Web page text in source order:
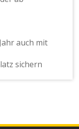
auch mit
sichern